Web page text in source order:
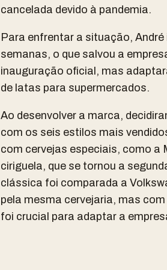
cancelada devido à pandemia.
Para enfrentar a situação,
semanas, o que salvou a
inauguração oficial, mas
de latas para supermercados.
Ao desenvolver a marca,
com os seis estilos mais
com cervejas especiais, como a
ciriguela, que se tornou a
clássica foi comparada a
pela mesma cervejaria, mas
foi crucial para adaptar a